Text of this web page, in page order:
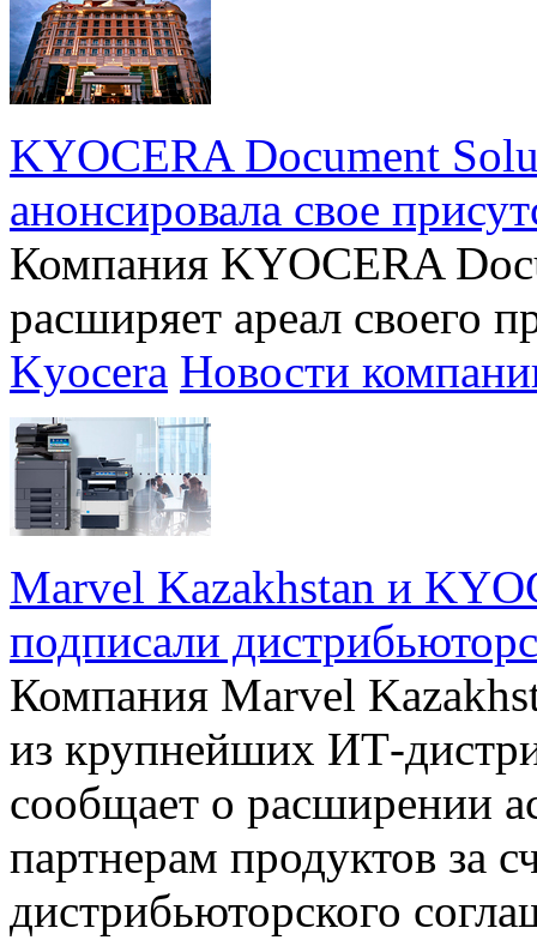
KYOCERA Document
анонсировала свое
Компания KYOCERA
расширяет ареал своего
Kyocera Новости
Marvel Kazakhstan и
подписали
Компания Marvel
из крупнейших ИТ-
сообщает о расширении
партнерам продуктов за
дистрибьюторского